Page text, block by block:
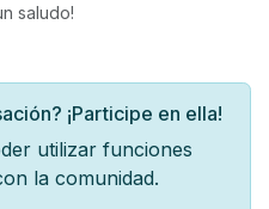
saludo!
¡Participe en ella!
utilizar funciones
la comunidad.